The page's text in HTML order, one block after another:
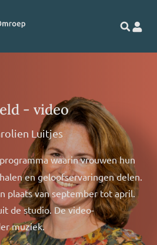
- video
Luitjes
waarin vrouwen hun
en geloofservaringen delen.
plaats van september tot april.
de studio. De video-
muziek.